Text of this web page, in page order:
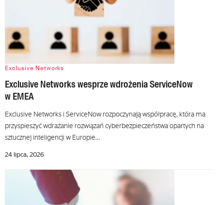
Exclusive Networks
Exclusive Networks wesprze wdrożenia ServiceNow
w EMEA
Exclusive Networks i ServiceNow rozpoczynają współpracę, która ma
przyspieszyć wdrażanie rozwiązań cyberbezpieczeństwa opartych na
sztucznej inteligencji w Europie…
24 lipca, 2026